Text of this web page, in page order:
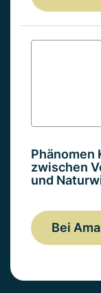
Phänomen
zwischen
und
Bei